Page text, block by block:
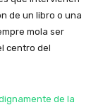
de un libro o una
mola ser
centro del
de la